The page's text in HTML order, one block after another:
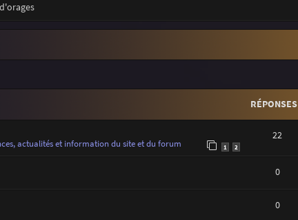
RÉPONSES
actualités et information du site et du forum 1 2
22
0
0